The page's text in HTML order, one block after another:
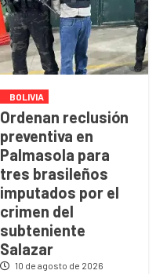
BOLIVIA
Ordenan reclusión
preventiva en
Palmasola para
tres brasileños
imputados por el
crimen del
subteniente
Salazar
10 de agosto de 2026